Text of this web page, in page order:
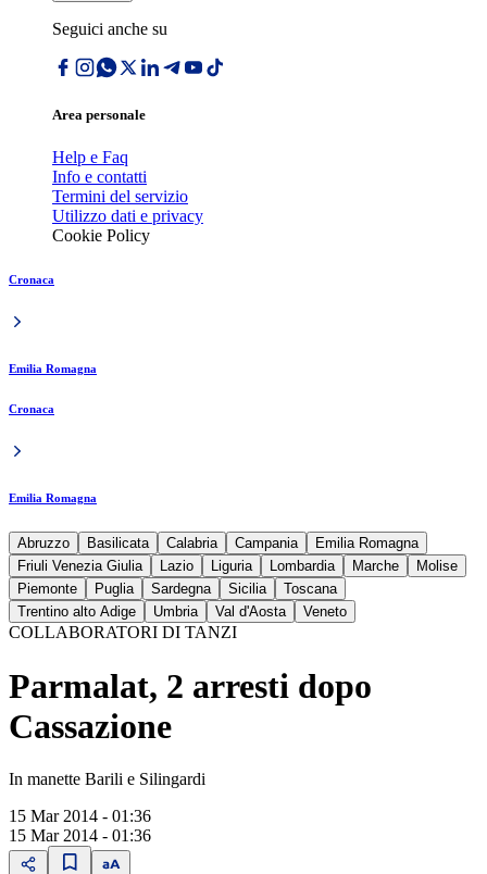
Seguici anche su
Area personale
Help e Faq
Info e contatti
Termini del servizio
Utilizzo dati e privacy
Cookie Policy
Cronaca
Emilia Romagna
Cronaca
Emilia Romagna
Abruzzo Basilicata Calabria Campania
Emilia Romagna
Friuli Venezia Giulia
Lazio Liguria Lombardia Marche
Molise
Piemonte
Puglia Sardegna Sicilia
Toscana
Trentino alto Adige
Umbria Val d'Aosta Veneto
COLLABORATORI DI TANZI
Parmalat, 2 arresti dopo
Cassazione
In manette Barili e Silingardi
15 Mar 2014 - 01:36
15 Mar 2014 - 01:36